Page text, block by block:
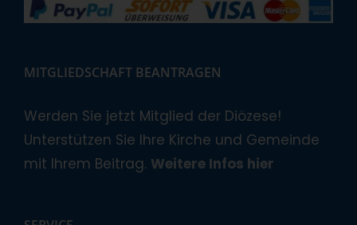
MITGLIEDSCHAFT BEANTRAGEN
Werden Sie jetzt Mitglied der Diözese!
Unterstützen Sie Ihre Kirche und Gemeinde
mit Ihrem Beitrag. Weitere Infos hier